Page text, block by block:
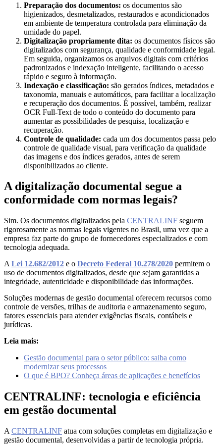
Preparação dos documentos: os documentos são
higienizados, desmetalizados, restaurados e acondicionados
em ambiente de temperatura controlada para eliminação da
umidade do papel.
Digitalização propriamente dita: os documentos físicos são
digitalizados com segurança, qualidade e conformidade legal.
Em seguida, organizamos os arquivos digitais com critérios
padronizados e indexação inteligente, facilitando o acesso
rápido e seguro à informação.
Indexação e classificação: são gerados índices, metadados e
taxonomia, manuais e automáticos, para facilitar a localização
e recuperação dos documentos. É possível, também, realizar
OCR Full-Text de todo o conteúdo do documento para
aumentar as possibilidades de pesquisa, localização e
recuperação.
Controle de qualidade: cada um dos documentos passa pelo
controle de qualidade visual, para verificação da qualidade
das imagens e dos índices gerados, antes de serem
disponibilizados ao cliente.
A digitalização documental segue a
conformidade com normas legais?
Sim. Os documentos digitalizados pela CENTRALINF seguem
rigorosamente as normas legais vigentes no Brasil, uma vez que a
empresa faz parte do grupo de fornecedores especializados e com
tecnologia adequada.
A Lei 12.682/2012 e o Decreto Federal 10.278/2020 permitem o
uso de documentos digitalizados, desde que sejam garantidas a
integridade, autenticidade e disponibilidade das informações.
Soluções modernas de gestão documental oferecem recursos como
controle de versões, trilhas de auditoria e armazenamento seguro,
fatores essenciais para atender exigências fiscais, contábeis e
jurídicas.
Leia mais:
Gestão documental para o setor público: saiba como
modernizar seus processos
O que é BPO? Conheça áreas de aplicações e benefícios
CENTRALINF: tecnologia e eficiência
em gestão documental
A CENTRALINF atua com soluções completas em digitalização e
gestão documental, desenvolvidas a partir de tecnologia própria.